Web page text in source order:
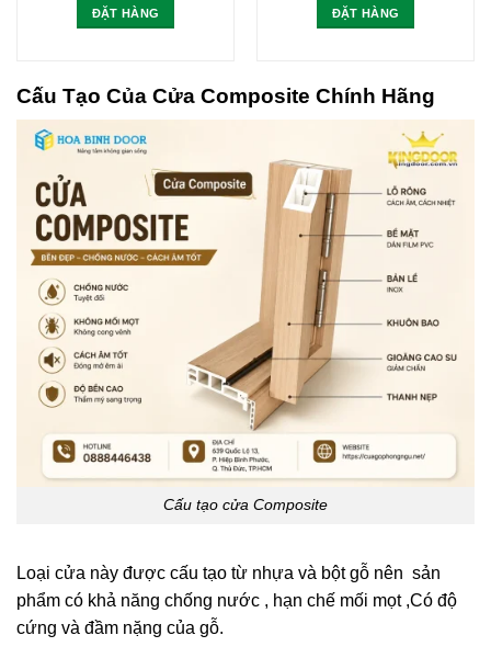
ĐẶT HÀNG ĐẶT HÀNG
Cấu Tạo Của Cửa Composite Chính Hãng
Cấu tạo cửa Composite
Loại cửa này được cấu tạo từ nhựa và bột gỗ nên sản
phẩm có khả năng chống nước , hạn chế mối mọt ,Có độ
cứng và đầm nặng của gỗ.